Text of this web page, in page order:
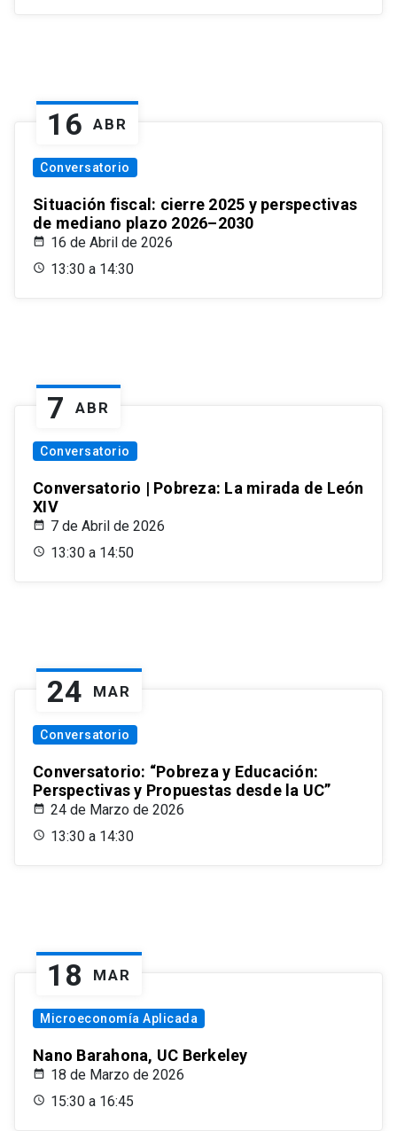
16 ABR
Conversatorio
Situación fiscal: cierre 2025 y perspectivas
de mediano plazo 2026–2030
16 de Abril de 2026
13:30 a 14:30
7 ABR
Conversatorio
Conversatorio | Pobreza: La mirada de León
XIV
7 de Abril de 2026
13:30 a 14:50
24 MAR
Conversatorio
Conversatorio: “Pobreza y Educación:
Perspectivas y Propuestas desde la UC”
24 de Marzo de 2026
13:30 a 14:30
18 MAR
Microeconomía Aplicada
Nano Barahona, UC Berkeley
18 de Marzo de 2026
15:30 a 16:45